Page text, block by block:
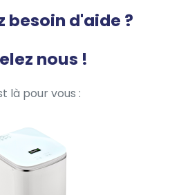
besoin d'aide ?
nous !
là pour vous :